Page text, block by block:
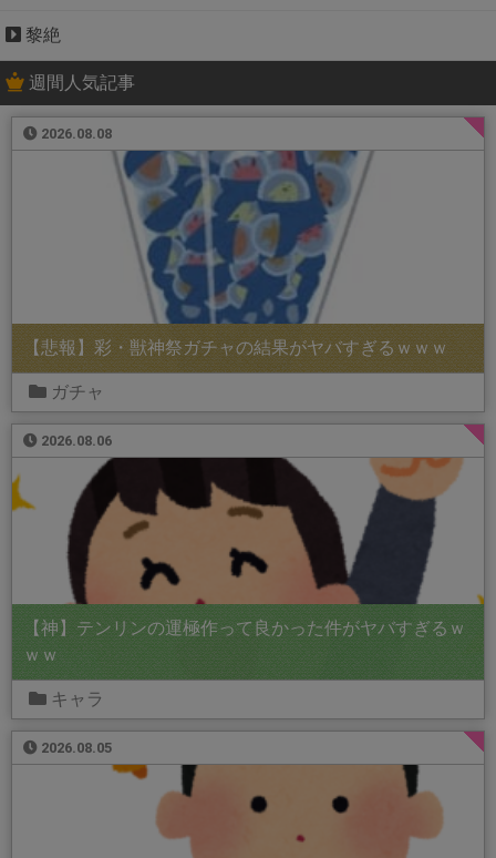
黎絶
週間人気記事
2026.08.08
【悲報】彩・獣神祭ガチャの結果がヤバすぎるｗｗｗ
ガチャ
2026.08.06
【神】テンリンの運極作って良かった件がヤバすぎるｗ
ｗｗ
キャラ
2026.08.05